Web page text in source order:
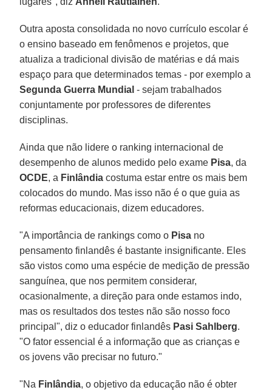
Outra aposta consolidada no novo currículo escolar é
o ensino baseado em fenômenos e projetos, que
atualiza a tradicional divisão de matérias e dá mais
espaço para que determinados temas - por exemplo a
Segunda Guerra Mundial - sejam trabalhados
conjuntamente por professores de diferentes
disciplinas.
Ainda que não lidere o ranking internacional de
desempenho de alunos medido pelo exame Pisa, da
OCDE, a Finlândia costuma estar entre os mais bem
colocados do mundo. Mas isso não é o que guia as
reformas educacionais, dizem educadores.
"A importância de rankings como o Pisa no
pensamento finlandês é bastante insignificante. Eles
são vistos como uma espécie de medição de pressão
sanguínea, que nos permitem considerar,
ocasionalmente, a direção para onde estamos indo,
mas os resultados dos testes não são nosso foco
principal", diz o educador finlandês Pasi Sahlberg.
"O fator essencial é a informação que as crianças e
os jovens vão precisar no futuro."
"Na Finlândia, o objetivo da educação não é obter